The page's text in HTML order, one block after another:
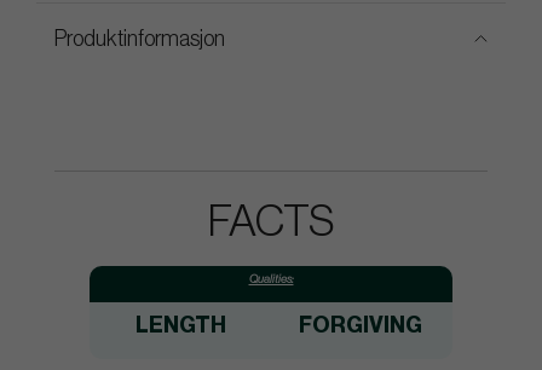
Produktinformasjon
FACTS
Qualities:
LENGTH FORGIVING